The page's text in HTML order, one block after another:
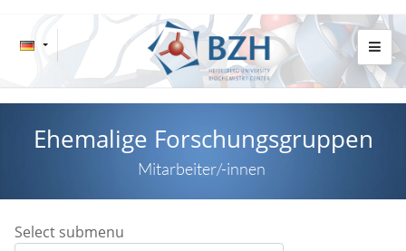
Ehemalige Forschungsgruppen
Mitarbeiter/-innen
Select submenu